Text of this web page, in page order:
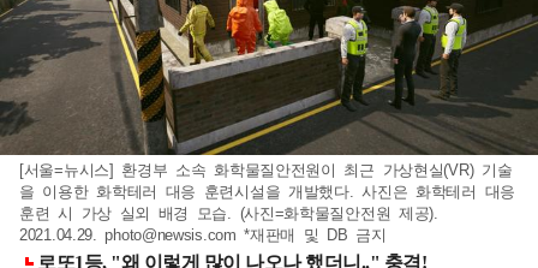
[서울=뉴시스] 환경부 소속 화학물질안전원이 최근 가상현실(VR) 기술
을 이용한 화학테러 대응 훈련시설을 개발했다. 사진은 화학테러 대응
훈련 시 가상 실외 배경 모습. (사진=화학물질안전원 제공).
2021.04.29.photo@newsis.com *재판매 및 DB 금지